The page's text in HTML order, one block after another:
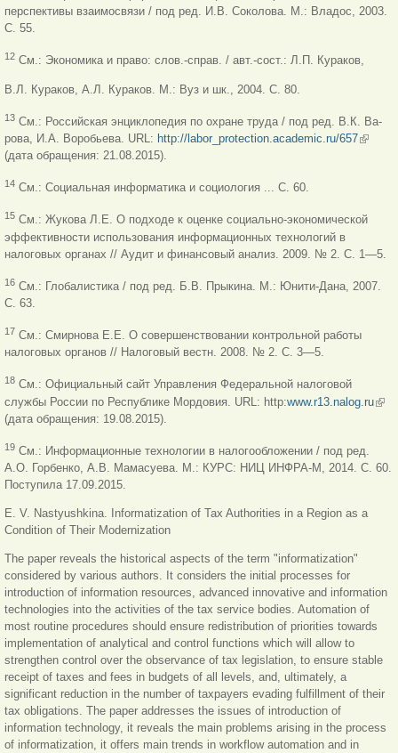
перспективы взаимосвязи / под ред. И.В. Соколова. М.: Владос, 2003.
С. 55.
12 См.: Экономика и право: слов.-справ. / авт.-сост.: Л.П. Кураков,
В.Л. Кураков, А.Л. Кураков. М.: Вуз и шк., 2004. С. 80.
13 См.: Российская энциклопедия по охране труда / под ред. В.К. Ва-
рова, И.А. Воробьева. URL: http://labor_protection.academic.ru/657
(дата обращения: 21.08.2015).
14 См.: Социальная информатика и социология ... С. 60.
15 См.: Жукова Л.Е. О подходе к оценке социально-экономической
эффективности использования информационных технологий в
налоговых органах // Аудит и финансовый анализ. 2009. № 2. С. 1—5.
16 См.: Глобалистика / под ред. Б.В. Прыкина. М.: Юнити-Дана, 2007.
С. 63.
17 См.: Смирнова Е.Е. О совершенствовании контрольной работы
налоговых органов // Налоговый вестн. 2008. № 2. С. 3—5.
18 См.: Официальный сайт Управления Федеральной налоговой
службы России по Республике Мордовия. URL: http:www.r13.nalog.ru
(дата обращения: 19.08.2015).
19 См.: Информационные технологии в налогообложении / под ред.
А.О. Горбенко, А.В. Мамасуева. М.: КУРС: НИЦ ИНФРА-М, 2014. С. 60.
Поступила 17.09.2015.
E. V. Nastyushkina. Informatization of Tax Authorities in a Region as a
Condition of Their Modernization
The paper reveals the historical aspects of the term "informatization"
considered by various authors. It considers the initial processes for
introduction of information resources, advanced innovative and information
technologies into the activities of the tax service bodies. Automation of
most routine procedures should ensure redistribution of priorities towards
implementation of analytical and control functions which will allow to
strengthen control over the observance of tax legislation, to ensure stable
receipt of taxes and fees in budgets of all levels, and, ultimately, a
significant reduction in the number of taxpayers evading fulfillment of their
tax obligations. The paper addresses the issues of introduction of
information technology, it reveals the main problems arising in the process
of informatization, it offers main trends in workflow automation and in